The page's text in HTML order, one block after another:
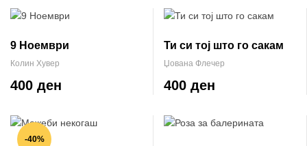
9 Ноември
Колин Хувер
400 ден
Ти си тој што го сакам
Џована Флечер
400 ден
-40%